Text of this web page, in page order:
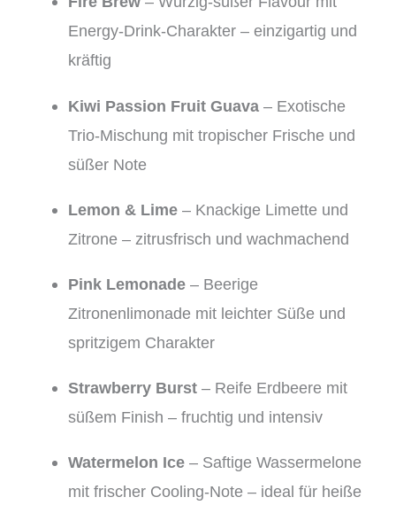
Energy-Drink-Charakter – einzigartig und
kräftig
Kiwi Passion Fruit Guava – Exotische
Trio-Mischung mit tropischer Frische und
süßer Note
Lemon & Lime – Knackige Limette und
Zitrone – zitrusfrisch und wachmachend
Pink Lemonade – Beerige
Zitronenlimonade mit leichter Süße und
spritzigem Charakter
Strawberry Burst – Reife Erdbeere mit
süßem Finish – fruchtig und intensiv
Watermelon Ice – Saftige Wassermelone
mit frischer Cooling-Note – ideal für heiße